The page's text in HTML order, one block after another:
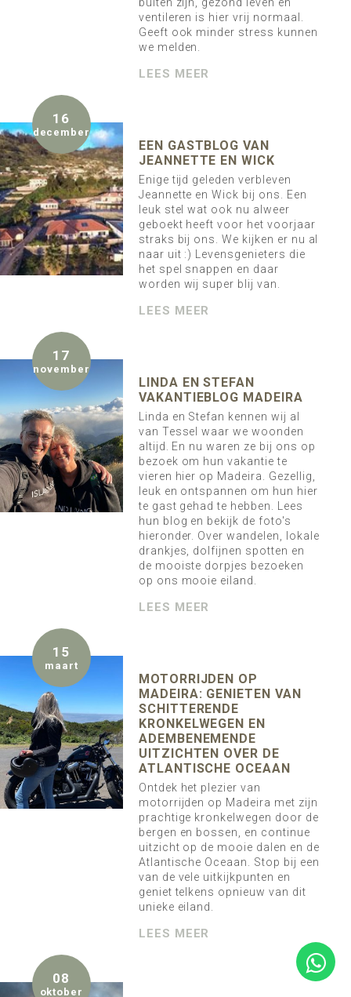
ventileren is hier vrij normaal.
Geeft ook minder stress kunnen
we melden.
LEES MEER
16
december
EEN GASTBLOG VAN
JEANNETTE EN WICK
Enige tijd geleden verbleven
Jeannette en Wick bij ons. Een
leuk stel wat ook nu alweer
geboekt heeft voor het voorjaar
straks bij ons. We kijken er nu al
naar uit :) Levensgenieters die
het spel snappen en daar
worden wij super blij van.
LEES MEER
17
november
LINDA EN STEFAN
VAKANTIEBLOG MADEIRA
Linda en Stefan kennen wij al
van Tessel waar we woonden
altijd. En nu waren ze bij ons op
bezoek om hun vakantie te
vieren hier op Madeira. Gezellig,
leuk en ontspannen om hun hier
te gast gehad te hebben. Lees
hun blog en bekijk de foto's
hieronder. Over wandelen, lokale
drankjes, dolfijnen spotten en
de mooiste dorpjes bezoeken
op ons mooie eiland.
LEES MEER
15
maart
MOTORRIJDEN OP
MADEIRA: GENIETEN VAN
SCHITTERENDE
KRONKELWEGEN EN
ADEMBENEMENDE
UITZICHTEN OVER DE
ATLANTISCHE OCEAAN
Ontdek het plezier van
motorrijden op Madeira met zijn
prachtige kronkelwegen door de
bergen en bossen, en continue
uitzicht op de mooie dalen en de
Atlantische Oceaan. Stop bij een
van de vele uitkijkpunten en
geniet telkens opnieuw van dit
unieke eiland.
LEES MEER
08
oktober